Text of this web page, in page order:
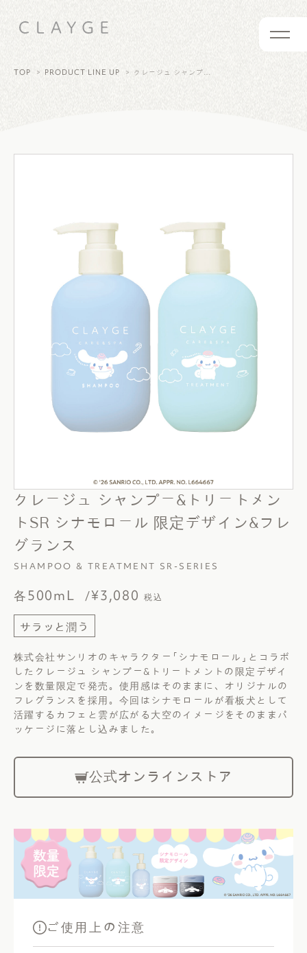
TOP PRODUCT LINE UP クレージュ シャンプー&トリートメントSR シナモロール 限定デザイン&フレグランス
クレージュ シャンプー&トリートメン
トSR シナモロール 限定デザイン&フレ
グランス
SHAMPOO & TREATMENT SR-SERIES
各500mL ¥3,080 税込
サラッと潤う
株式会社サンリオのキャラクター「シナモロール」とコラボ
したクレージュ シャンプー&トリートメントの限定デザイ
ンを数量限定で発売。使用感はそのままに、オリジナルの
フレグランスを採用。今回はシナモロールが看板犬として
活躍するカフェと雲が広がる大空のイメージをそのままパ
ッケージに落とし込みました。
公式オンラインストア
ご使用上の注意